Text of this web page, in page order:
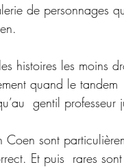
de personnages
histoires les moins
quand le
gentil professeur
Coen sont
Et puis  rares